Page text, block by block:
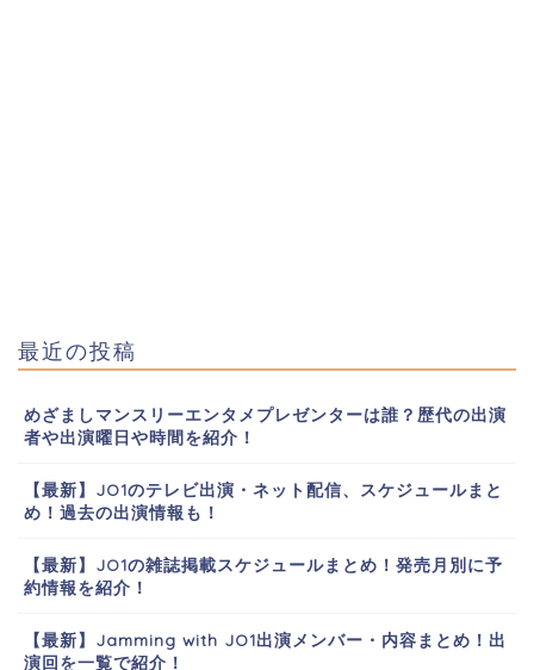
最近の投稿
めざましマンスリーエンタメプレゼンターは誰？歴代の出演
者や出演曜日や時間を紹介！
【最新】JO1のテレビ出演・ネット配信、スケジュールまと
め！過去の出演情報も！
【最新】JO1の雑誌掲載スケジュールまとめ！発売月別に予
約情報を紹介！
【最新】Jamming with JO1出演メンバー・内容まとめ！出
演回を一覧で紹介！